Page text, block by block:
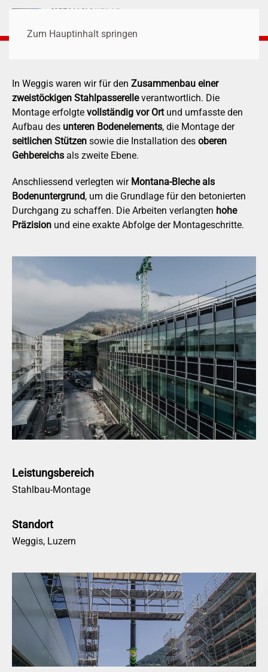
Zum Hauptinhalt springen
In Weggis waren wir für den Zusammenbau einer
zweistöckigen Stahlpasserelleverantwortlich. Die
Montage erfolgte vollständig vor Ortund umfasste den
Aufbau des unteren Bodenelements, die Montage der
seitlichen Stützen sowie die Installation des oberen
Gehbereichs als zweite Ebene.
Anschliessend verlegten wir Montana-Bleche als
Bodenuntergrund, um die Grundlage für den betonierten
Durchgang zu schaffen. Die Arbeiten verlangten hohe
Präzision und eine exakte Abfolge der Montageschritte.
Leistungsbereich
Stahlbau-Montage
Standort
Weggis, Luzern